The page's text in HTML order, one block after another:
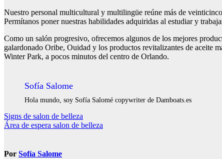
Nuestro personal multicultural y multilingüe reúne más de
Permítanos poner nuestras habilidades adquiridas al estudiar y
Como un salón progresivo, ofrecemos algunos de los mejores
galardonado Oribe, Ouidad y los productos revitalizantes de aceite
Winter Park, a pocos minutos del centro de Orlando.
Sofía Salome
Hola mundo, soy Sofía Salomé copywriter de Damboats.es
Navegación
de
Signs de salon de belleza
Área de espera salon de belleza
Por Sofía Salome